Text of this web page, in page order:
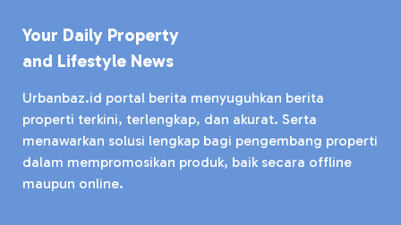
Your Daily Property
and Lifestyle News
Urbanbaz.id portal berita menyuguhkan berita
properti terkini, terlengkap, dan akurat. Serta
menawarkan solusi lengkap bagi pengembang properti
dalam mempromosikan produk, baik secara offline
maupun online.